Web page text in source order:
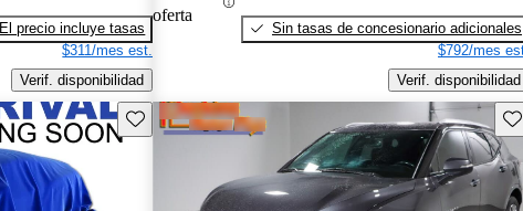
El precio incluye tasas
$311/mes est.
Verif. disponibilidad
oferta
Sin tasas de concesionario adicionales
$792/mes
Verif. disponibilidad
Guarda este Aviso